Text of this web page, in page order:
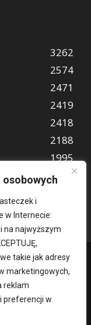
i
w Internecie:
na najwyższym
takie jak adresy
marketingowych,
reklam
preferencji w
3262
2574
2471
2419
2418
2188
1995
847